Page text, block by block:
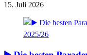
15. Juli 2026